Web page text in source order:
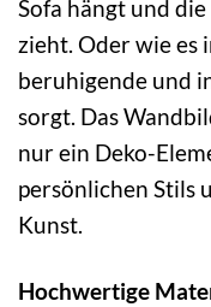
Sofa hängt und
zieht. Oder wie es
beruhigende und
sorgt. Das
nur ein Deko-
persönlichen Stils
Kunst.
Hochwertige